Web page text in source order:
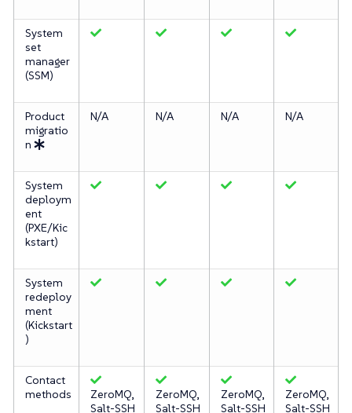
System
set
manager
(SSM)
Product
migratio
n
N/A N/A N/A N/A
System
deploym
ent
(PXE/Kic
kstart)
System
redeploy
ment
(Kickstart
)
Contact
methods
ZeroMQ,
Salt-SSH
ZeroMQ,
Salt-SSH
ZeroMQ,
Salt-SSH
ZeroMQ,
Salt-SSH